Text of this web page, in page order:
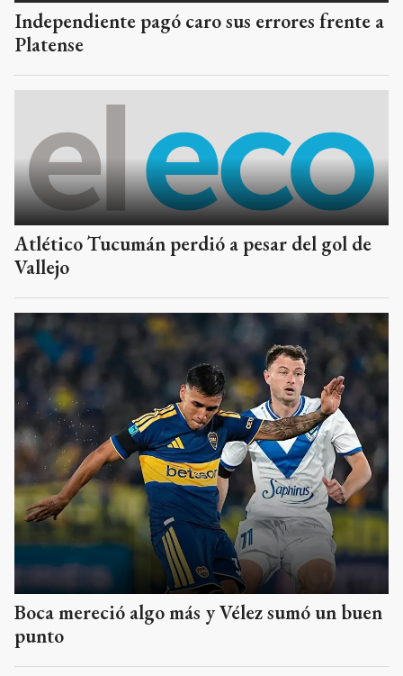
Independiente pagó caro sus errores frente a
Platense
Atlético Tucumán perdió a pesar del gol de
Vallejo
Boca mereció algo más y Vélez sumó un buen
punto